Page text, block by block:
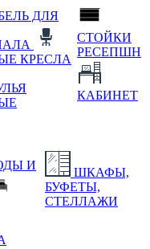
ДЛЯ
КРЕСЛА
СТОЙКИ
РЕСЕПШН
КАБИНЕТ
И
ШКАФЫ,
БУФЕТЫ,
СТЕЛЛАЖИ